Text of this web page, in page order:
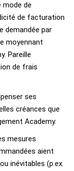
mode de
de facturation
demandée par
moyennant
Pareille
de frais
ses
créances que
Academy.
mesures
aient
inévitables (p.ex.